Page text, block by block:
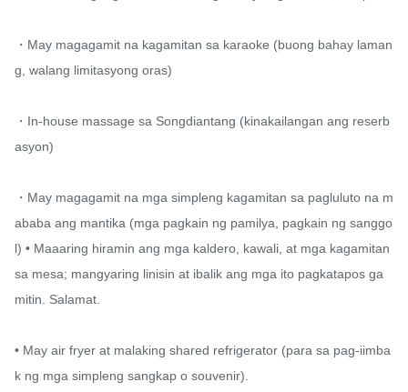
・May magagamit na kagamitan sa karaoke (buong bahay laman
g, walang limitasyong oras)
・In-house massage sa Songdiantang (kinakailangan ang reserb
asyon)
・May magagamit na mga simpleng kagamitan sa pagluluto na m
ababa ang mantika (mga pagkain ng pamilya, pagkain ng sanggo
l) • Maaaring hiramin ang mga kaldero, kawali, at mga kagamitan
sa mesa; mangyaring linisin at ibalik ang mga ito pagkatapos ga
mitin. Salamat.
• May air fryer at malaking shared refrigerator (para sa pag-iimba
k ng mga simpleng sangkap o souvenir).